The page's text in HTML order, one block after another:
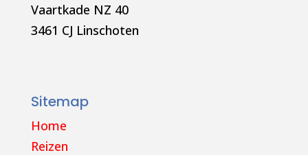
Vaartkade NZ 40
3461 CJ Linschoten
Sitemap
Home
Reizen